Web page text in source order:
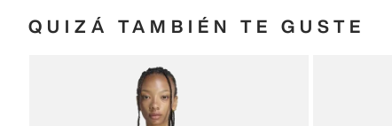
QUIZÁ TAMBIÉN TE GUSTE